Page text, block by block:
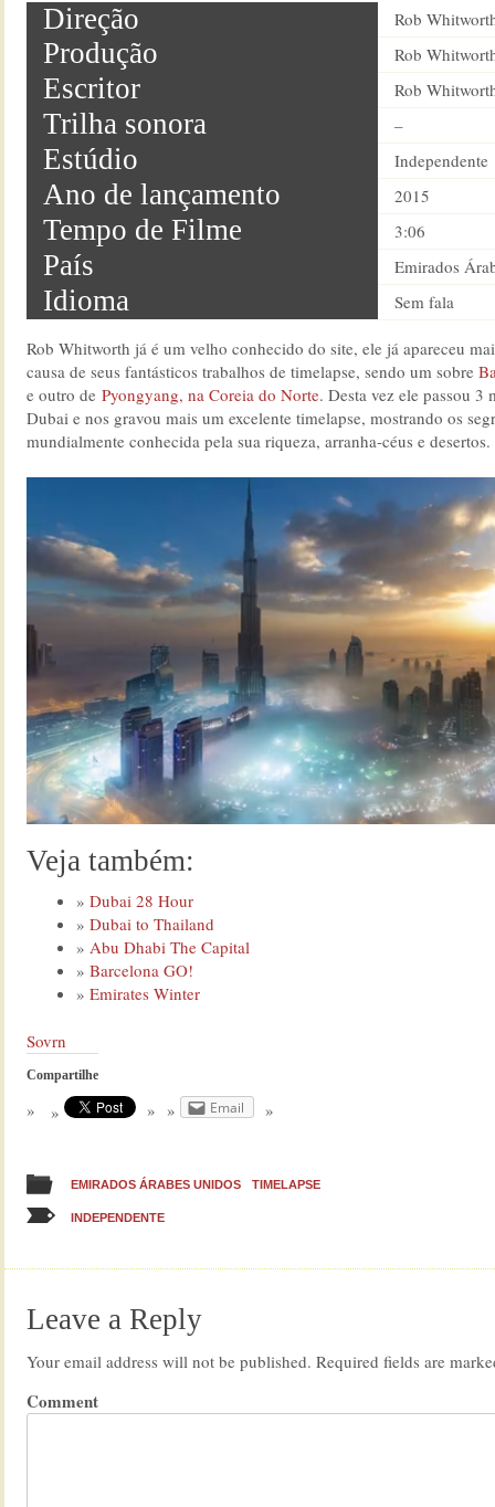
Direção Rob
Produção Rob
Escritor Rob
Trilha sonora –
Estúdio Independente
Ano de lançamento 2015
Tempo de Filme 3:06
País Emirados
Idioma Sem fala
Rob Whitworth já é um velho conhecido do site, ele já apareceu
causa de seus fantásticos trabalhos de timelapse, sendo um sobre
e outro de Pyongyang, na Coreia do Norte. Desta vez ele passou 3
Dubai e nos gravou mais um excelente timelapse, mostrando os
mundialmente conhecida pela sua riqueza, arranha-céus e desertos.
Veja também:
Dubai 28 Hour
Dubai to Thailand
Abu Dhabi The Capital
Barcelona GO!
Emirates Winter
Sovrn
Compartilhe
Email
EMIRADOS ÁRABES UNIDOS TIMELAPSE
INDEPENDENTE
Leave a Reply
Your email address will not be published. Required fields are
Comment